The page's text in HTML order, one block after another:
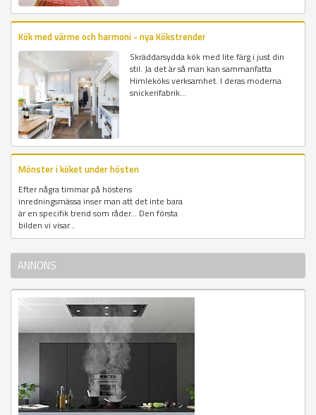
Kök med värme och harmoni - nya Kökstrender
Skräddarsydda kök med lite färg i just din
stil. Ja det är så man kan sammanfatta
Himleköks verksamhet. I deras moderna
snickerifabrik...
Mönster i köket under hösten
Efter några timmar på höstens
inredningsmässa inser man att det inte bara
är en specifik trend som råder... Den första
bilden vi visar...
ANNONS